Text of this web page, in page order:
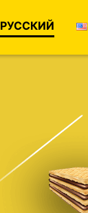
РУССКИЙ